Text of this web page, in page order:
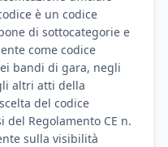
è un codice
di sottocategorie e
come codice
bandi di gara, negli
altri atti della
del codice
Regolamento CE n.
sulla visibilità